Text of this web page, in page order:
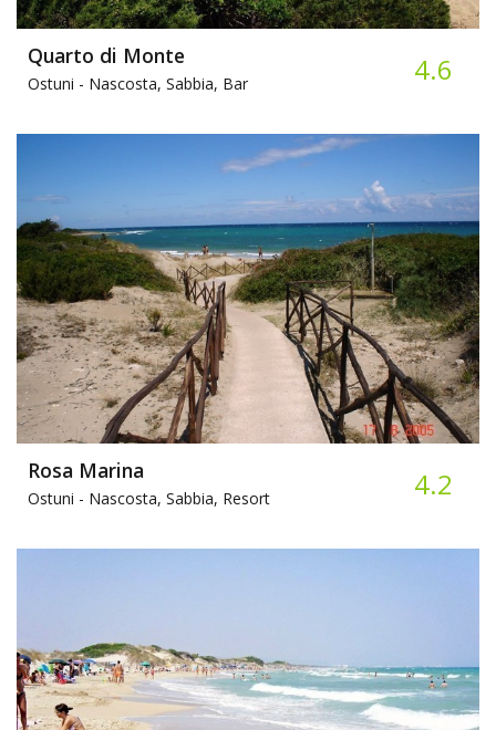
Quarto di Monte
Ostuni - Nascosta, Sabbia, Bar 4.6
Rosa Marina
Ostuni - Nascosta, Sabbia, Resort 4.2